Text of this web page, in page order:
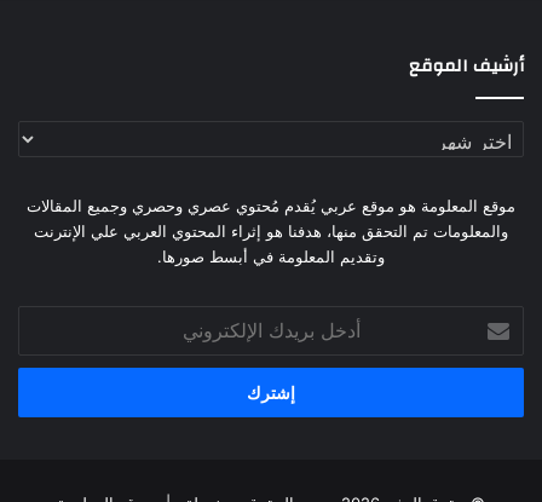
أرشيف الموقع
أرشيف
موقع المعلومة هو موقع عربي يُقدم مُحتوي عصري وحصري وجميع المقالات
والمعلومات تم التحقق منها، هدفنا هو إثراء المحتوي العربي علي الإنترنت
وتقديم المعلومة في أبسط صورها.
بريدك
الإلكتروني